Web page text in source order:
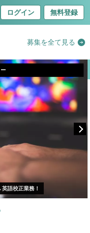
ログイン 無料登録
募集を全て見る
語校正業務！